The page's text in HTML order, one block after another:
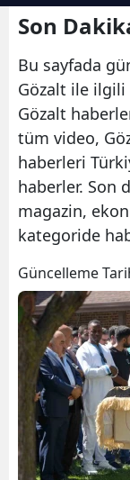
Son
Bu sayfada
Gözalt ile ilgili
Gözalt
tüm video,
haberleri
haberler. Son
magazin,
kategoride
Güncelleme